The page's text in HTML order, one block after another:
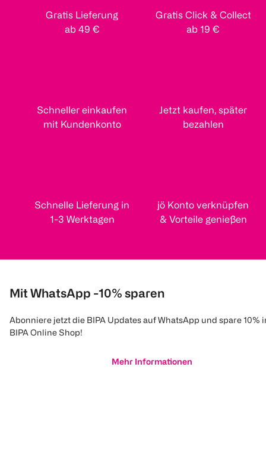
Gratis Lieferung
ab 49 €
Gratis Click & Collect
ab 19 €
Schneller einkaufen
mit Kundenkonto
Jetzt kaufen, später
bezahlen
Schnelle Lieferung in
1-3 Werktagen
jö Konto verknüpfen
& Vorteile genießen
Mit WhatsApp -10% sparen
Abonniere jetzt die BIPA Updates auf WhatsApp und spare 10%
BIPA Online Shop!
Mehr Informationen